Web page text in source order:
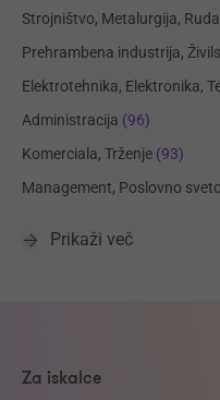
Strojništvo, Metalurgija,
Prehrambena industrija,
Elektrotehnika, Elektronika,
Administracija (96)
Komerciala, Trženje (93)
Management, Poslovno
Prikaži več
Za iskalce